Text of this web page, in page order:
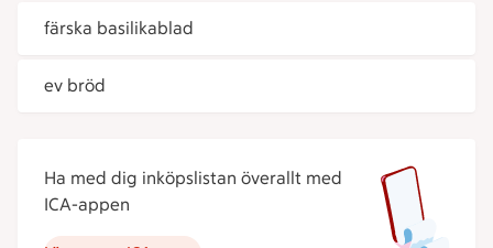
färska basilikablad
ev bröd
Ha med dig inköpslistan överallt med
ICA-appen